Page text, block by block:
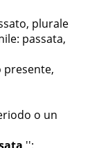
plurale
passata,
o un